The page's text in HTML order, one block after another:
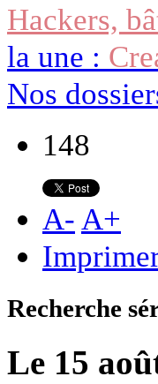
Hackers,
la une :
Nos
148
A- A+
Recherche
Le 15